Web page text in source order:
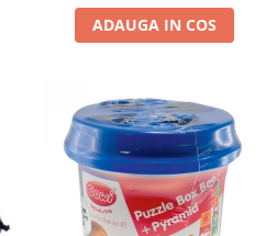
ADAUGA IN COS